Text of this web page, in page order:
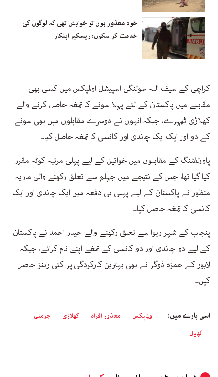
خود معذور ہوں تو خواہش تھی کہ لوگوں کی
خدمت کر سکوں: ریسکیو اہلکار
کراچی کے سیف اللہ سولنگی اسپیشل اولمپکس میں کسی بھی
مقابلے میں پاکستان کے لئے پہلا سونے کا تمغہ حاصل کرنے والے
کھلاڑی ٹھہرے، جبکہ انہوں نے دوسرے مقابلوں میں بھی سونے
کے دو اور ایک ایک چاندی اور کانسی کا تمغہ حاصل کیا۔
پاورلفٹنگ کے مقابلوں میں خواتین کے لیے پہلی مرتبہ کوٹہ مقرر
کیا گیا تھا، جس کے نتیجے میں جہلم سے تعلق رکھنے والی ماریہ
منظور نے پاکستان کے لیے پہلی ہی دفعہ میں ایک چاندی اور ایک
کانسی کا تمغہ حاصل کیا۔
پنجاب کے شہر ربوا سے تعلق رکھنے والے حیدر احمد نے پاکستان
کے لیے دو چاندی اور دو کانسی کے تمغے اپنے نام کرائے، جبکہ
لاہور کے حمزہ ڈوگر نے بھی بہترین کارکردگی پر کئی ربنز حاصل
کیں۔
اسی بارے میں: اولمپکس معذور افراد کھلاڑی
جرمنی
کھیل